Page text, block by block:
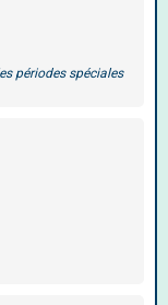
périodes spéciales